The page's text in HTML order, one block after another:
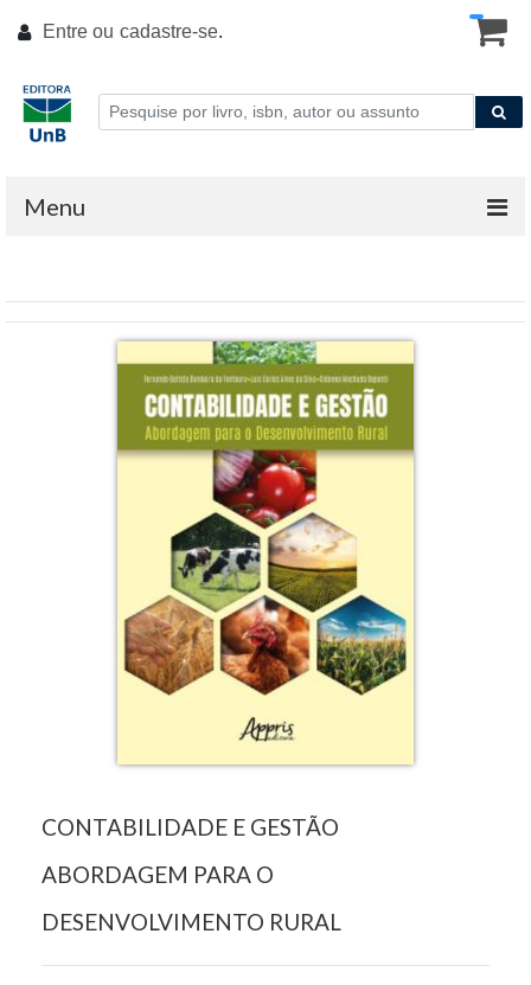
Entre ou cadastre-se.
Menu
CONTABILIDADE E GESTÃO
ABORDAGEM PARA O
DESENVOLVIMENTO RURAL